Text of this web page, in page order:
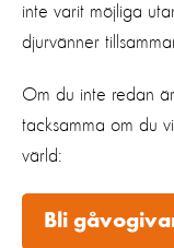
inte varit möjliga
djurvänner
Om du inte redan
tacksamma om du
värld:
Bli